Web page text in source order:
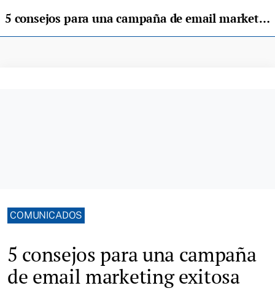
5 consejos para una campaña de email marketing exitosa
COMUNICADOS
5 consejos para una campaña
de email marketing exitosa